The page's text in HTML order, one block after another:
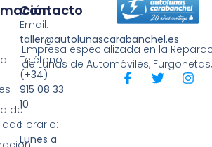
Empresa especializada en la
de Lunas de Automóviles,
de
Contacto
Email:
taller@autolunascarabanchel.es
Teléfono:
(+34)
915 08 33
10
Horario:
Lunes a